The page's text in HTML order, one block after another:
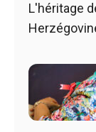
L'héritage